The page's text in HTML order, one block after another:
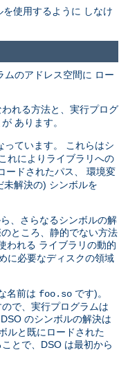
使用するように しなけ
ムのアドレス空間に ロー
れる方法と、実行プログ
あります。
っています。 これらはシ
れによりライブラリへの
ードされたパス、 環境変
解決の) シンボルを
、さらなるシンボルの解
ところ、静的でない方法
われる ライブラリの動的
に必要なディスクの領域
名前は foo.so です)。
で、実行プログラムは
のシンボルの解決は
ルと既にロードされた
とで、DSO は最初から